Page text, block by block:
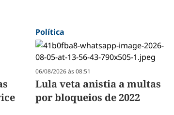
Política
06/08/2026 às 08:51
Lula veta anistia a multas
por bloqueios de 2022